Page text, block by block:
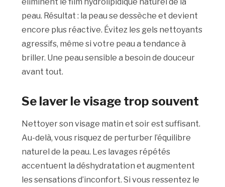
peau. Résultat : la peau se dessèche et devient
encore plus réactive. Évitez les gels nettoyants
agressifs, même si votre peau a tendance à
briller. Une peau sensible a besoin de douceur
avant tout.
Se laver le visage trop souvent
Nettoyer son visage matin et soir est suffisant.
Au-delà, vous risquez de perturber l’équilibre
naturel de la peau. Les lavages répétés
accentuent la déshydratation et augmentent
les sensations d’inconfort. Si vous ressentez le